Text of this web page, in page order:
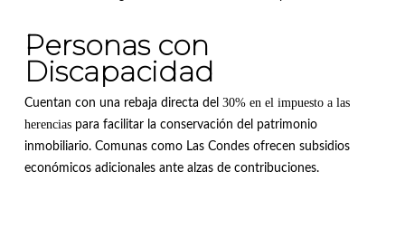
Personas con
Discapacidad
Cuentan con una rebaja directa del 30% en el impuesto a las
herenciaspara facilitar la conservación del patrimonio
inmobiliario. Comunas como Las Condes ofrecen subsidios
económicos adicionales ante alzas de contribuciones.